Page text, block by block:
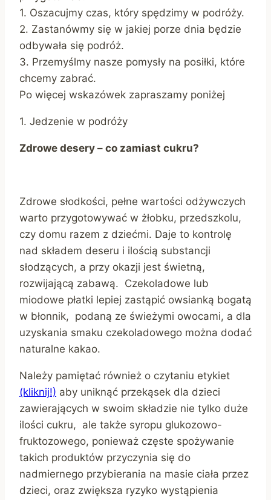
1. Oszacujmy czas, który spędzimy w podróży.
2. Zastanówmy się w jakiej porze dnia będzie
odbywała się podróż.
3. Przemyślmy nasze pomysły na posiłki, które
chcemy zabrać.
Po więcej wskazówek zapraszamy poniżej
1. Jedzenie w podróży
Zdrowe desery – co zamiast cukru?
Zdrowe słodkości, pełne wartości odżywczych
warto przygotowywać w żłobku, przedszkolu,
czy domu razem z dziećmi. Daje to kontrolę
nad składem deseru i ilością substancji
słodzących, a przy okazji jest świetną,
rozwijającą zabawą. Czekoladowe lub
miodowe płatki lepiej zastąpić owsianką bogatą
w błonnik, podaną ze świeżymi owocami, a dla
uzyskania smaku czekoladowego można dodać
naturalne kakao.
Należy pamiętać również o czytaniu etykiet
(kliknij!) aby uniknąć przekąsek dla dzieci
zawierających w swoim składzie nie tylko duże
ilości cukru, ale także syropu glukozowo-
fruktozowego, ponieważ częste spożywanie
takich produktów przyczynia się do
nadmiernego przybierania na masie ciała przez
dzieci, oraz zwiększa ryzyko wystąpienia